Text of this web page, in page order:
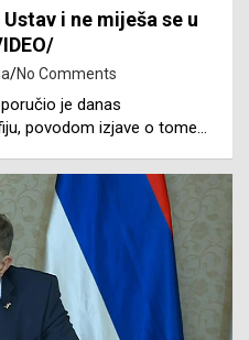
i ne miješa se u
No Comments
je danas
povodom izjave o tome…